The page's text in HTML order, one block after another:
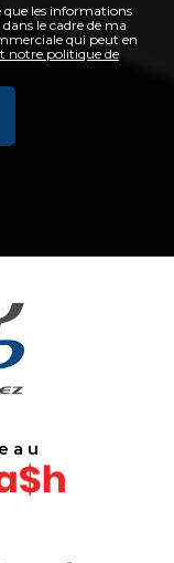
les informations
dans le cadre de ma
qui peut en
notre politique de